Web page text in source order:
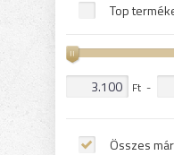
Top
Ft -
Összes